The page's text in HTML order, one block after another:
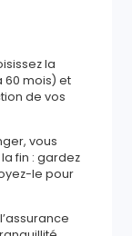
la
mois) et
de vos
vous
fin : gardez
le pour